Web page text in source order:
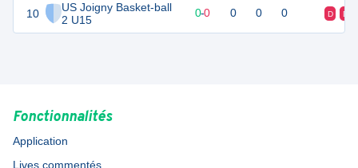
10
US Joigny Basket-ball
2 U15
0 0 0-0 0 0 0 D D
Fonctionnalités
Application
Lives commentés